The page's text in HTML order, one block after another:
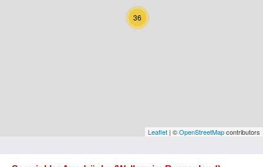
Niederösterreich
Oberösterreich
Vorarlberg
36
Leaflet | ©OpenStreetMapcontributors